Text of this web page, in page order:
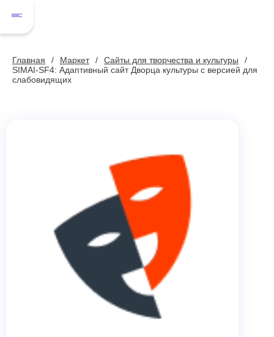
Главная Маркет
Сайты для творчества и культуры
SIMAI-SF4: Адаптивный сайт Дворца культуры с версией для
слабовидящих